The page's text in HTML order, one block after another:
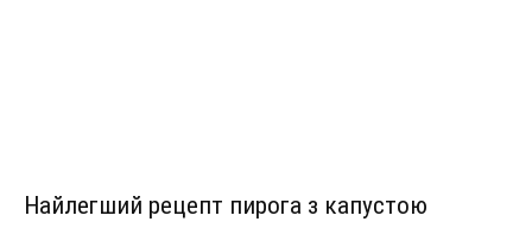
Найлегший рецепт пирога з капустою